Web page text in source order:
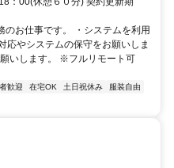
お仕事です。 ・システムを利用
応やシステムの保守をお願いしま
いします。 ※フルリモート可
歓迎 在宅OK 土日祝休み
服装自由